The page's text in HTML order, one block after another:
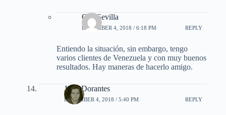
Gus Sevilla
DECEMBER 4, 2018 / 6:18 PM REPLY
Entiendo la situación, sin embargo, tengo
varios clientes de Venezuela y con muy buenos
resultados. Hay maneras de hacerlo amigo.
John Dorantes
DECEMBER 4, 2018 / 5:40 PM REPLY